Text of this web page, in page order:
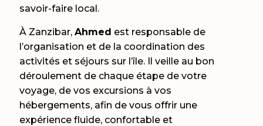
savoir-faire local.
À Zanzibar,Ahmed est responsable de
l’organisation et de la coordination des
activités et séjours sur l’île. Il veille au bon
déroulement de chaque étape de votre
voyage, de vos excursions à vos
hébergements, afin de vous offrir une
expérience fluide, confortable et